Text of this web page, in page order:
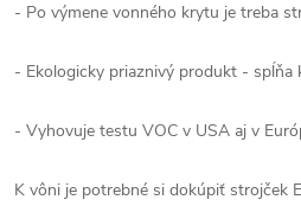
- Po výmene vonného krytu je treba
- Ekologicky priaznivý produkt - spĺňa
- Vyhovuje testu VOC v USA aj v
K vôni je potrebné si dokúpiť strojček